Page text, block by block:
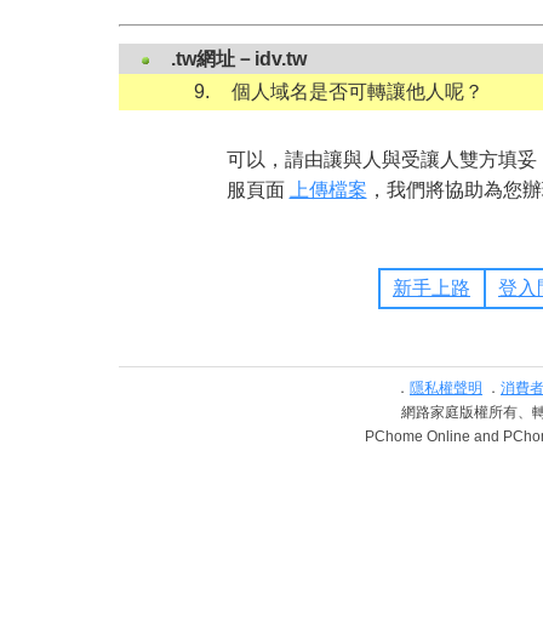
.tw網址－idv.tw
9.
個人域名是否可轉讓他人呢？
可以，請由讓與人與受讓人雙方填妥
服頁面
上傳檔案 ，我們將協助為您
新手上路 登入
． 隱私權聲明 ． 消費
網路家庭版權所有、
PChome Online and